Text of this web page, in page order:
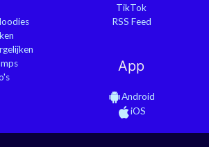
TikTok
RSS Feed
App
Android
iOS